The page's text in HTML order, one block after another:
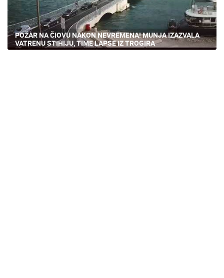
POŽAR NA ČIOVU NAKON NEVREMENA! MUNJA IZAZVALA
VATRENU STIHIJU, TIME LAPSE IZ TROGIRA